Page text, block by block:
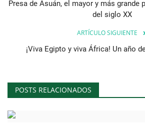
Presa de Asuán, el mayor y más grande
del siglo XX
ARTÍCULO SIGUIENTE
¡Viva Egipto y viva África! Un año
POSTS RELACIONADOS